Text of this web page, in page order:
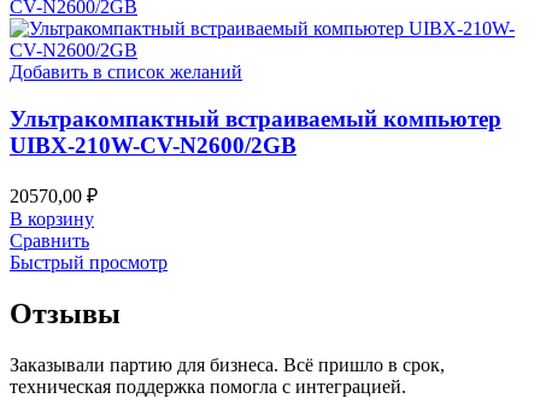
Добавить в список желаний
Ультракомпактный встраиваемый компьютер
UIBX-210W-CV-N2600/2GB
20570,00 ₽
В корзину
Сравнить
Быстрый просмотр
Отзывы
Заказывали партию для бизнеса. Всё пришло в срок,
техническая поддержка помогла с интеграцией.